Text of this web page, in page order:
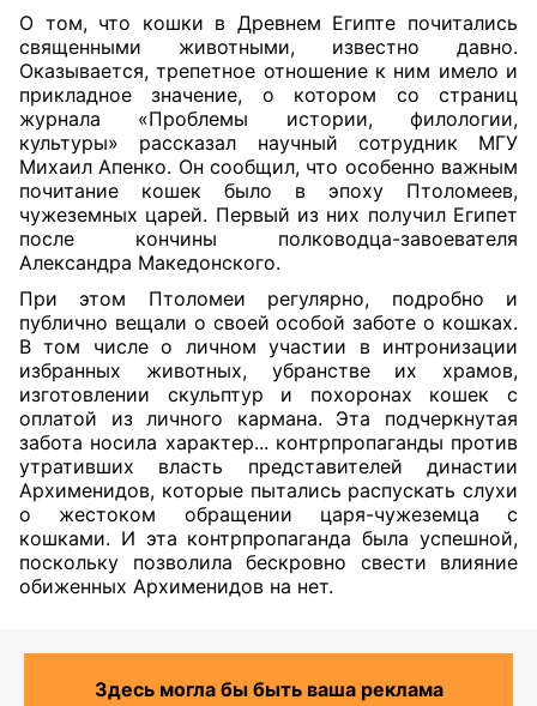
О том, что кошки в Древнем Египте почитались
священными животными, известно давно.
Оказывается, трепетное отношение к ним имело и
прикладное значение, о котором со страниц
журнала «Проблемы истории, филологии,
культуры» рассказал научный сотрудник МГУ
Михаил Апенко. Он сообщил, что особенно важным
почитание кошек было в эпоху Птоломеев,
чужеземных царей. Первый из них получил Египет
после кончины полководца-завоевателя
Александра Македонского.
При этом Птоломеи регулярно, подробно и
публично вещали о своей особой заботе о кошках.
В том числе о личном участии в интронизации
избранных животных, убранстве их храмов,
изготовлении скульптур и похоронах кошек с
оплатой из личного кармана. Эта подчеркнутая
забота носила характер... контрпропаганды против
утративших власть представителей династии
Архименидов, которые пытались распускать слухи
о жестоком обращении царя-чужеземца с
кошками. И эта контрпропаганда была успешной,
поскольку позволила бескровно свести влияние
обиженных Архименидов на нет.
Здесь могла бы быть ваша реклама